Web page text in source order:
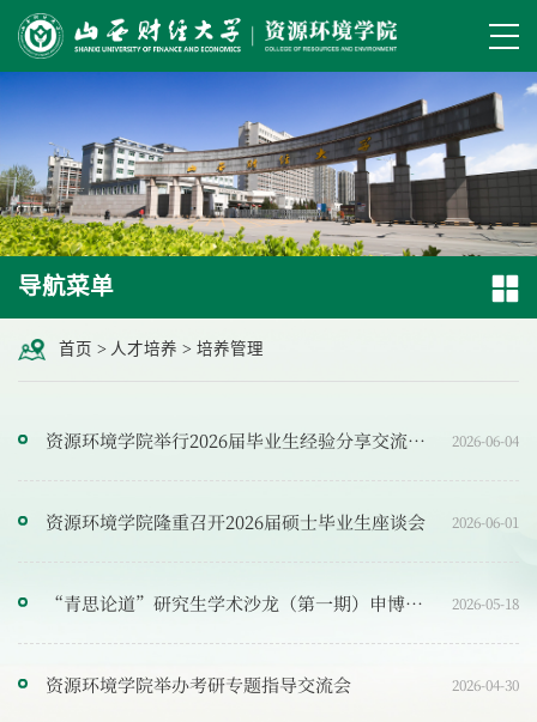
导航菜单
首页 > 人才培养 > 培养管理
2026-06-04
资源环境学院举行2026届毕业生经验分享交流会暨2027届毕业生考研就业动员大会
2026-06-01
资源环境学院隆重召开2026届硕士毕业生座谈会
2026-05-18
“青思论道”研究生学术沙龙（第一期）申博经验分享会顺利举办
2026-04-30
资源环境学院举办考研专题指导交流会